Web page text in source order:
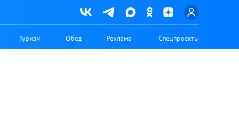
Туризм Обед Реклама Спецпроекты